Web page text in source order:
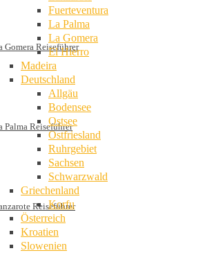
Gomera Reiseführer
Palma Reiseführer
Reiseführer
Fuerteventura
La Palma
La Gomera
El Hierro
Madeira
Deutschland
Allgäu
Bodensee
Ostsee
Ostfriesland
Ruhrgebiet
Sachsen
Schwarzwald
Griechenland
Korfu
Österreich
Kroatien
Slowenien